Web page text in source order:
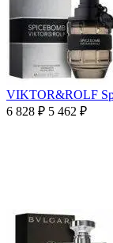
VIKTOR&ROLF
6 828 ₽ 5 462 ₽